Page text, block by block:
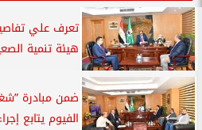
تعرف علي
هيئة تنمية
ضمن مبادرة
الفيوم يتابع